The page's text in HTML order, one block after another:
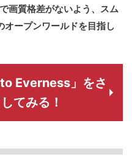
画質格差がないよう、スム
オープンワールドを目指し
Everness」をさ
てみる！